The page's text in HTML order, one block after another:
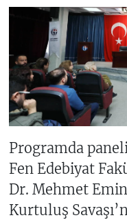
Programda
Fen Edebiyat
Dr. Mehmet
Kurtuluş